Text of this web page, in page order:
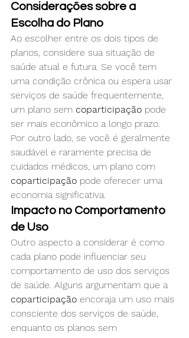
Considerações sobre a
Escolha do Plano
Ao escolher entre os dois tipos de
planos, considere sua situação de
saúde atual e futura. Se você tem
uma condição crônica ou espera usar
serviços de saúde frequentemente,
um plano sem coparticipação pode
ser mais econômico a longo prazo.
Por outro lado, se você é geralmente
saudável e raramente precisa de
cuidados médicos, um plano com
coparticipação pode oferecer uma
economia significativa.
Impacto no Comportamento
de Uso
Outro aspecto a considerar é como
cada plano pode influenciar seu
comportamento de uso dos serviços
de saúde. Alguns argumentam que a
coparticipação encoraja um uso mais
consciente dos serviços de saúde,
enquanto os planos sem